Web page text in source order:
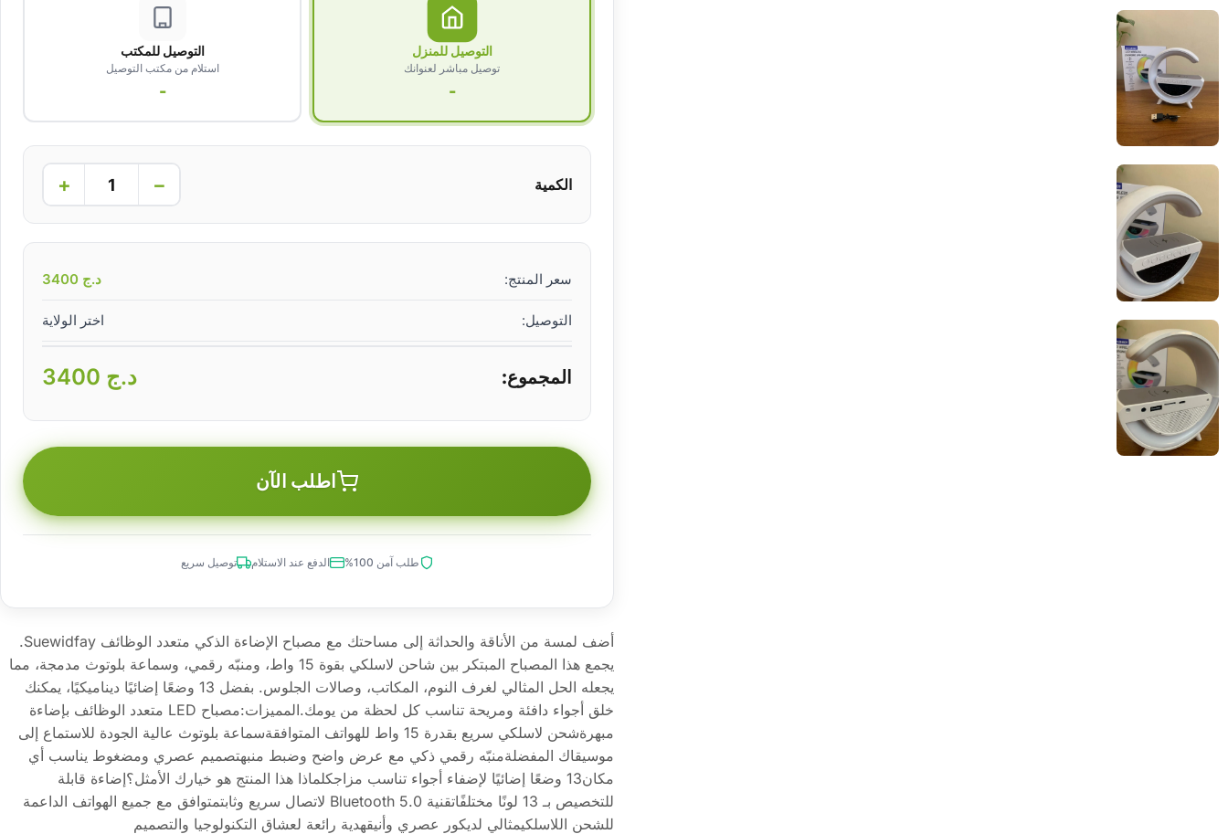
التوصيل للمنزل
توصيل مباشر لعنوانك
-
التوصيل للمكتب
استلام من مكتب التوصيل
-
الكمية −
+
سعر المنتج: د.ج
التوصيل: اختر الولاية
المجموع: د.ج
اطلب الآن
طلب آمن 100% الدفع عند الاستلام توصيل سريع
أضف لمسة من الأناقة والحداثة إلى مساحتك مع مصباح الإضاءة الذكي متعدد الوظائف Suewidfay.
يجمع هذا المصباح المبتكر بين شاحن لاسلكي بقوة 15 واط، ومنبّه رقمي، وسماعة بلوتوث مدمجة، مما
يجعله الحل المثالي لغرف النوم، المكاتب، وصالات الجلوس. بفضل 13 وضعًا إضائيًا ديناميكيًا، يمكنك
خلق أجواء دافئة ومريحة تناسب كل لحظة من يومك.المميزات:مصباح LED متعدد الوظائف بإضاءة
مبهرةشحن لاسلكي سريع بقدرة 15 واط للهواتف المتوافقةسماعة بلوتوث عالية الجودة للاستماع إلى
موسيقاك المفضلةمنبّه رقمي ذكي مع عرض واضح وضبط منبهتصميم عصري ومضغوط يناسب أي
مكان13 وضعًا إضائيًا لإضفاء أجواء تناسب مزاجكلماذا هذا المنتج هو خيارك الأمثل؟إضاءة قابلة
للتخصيص بـ 13 لونًا مختلفًاتقنية Bluetooth 5.0 لاتصال سريع وثابتمتوافق مع جميع الهواتف الداعمة
للشحن اللاسلكيمثالي لديكور عصري وأنيقهدية رائعة لعشاق التكنولوجيا والتصميم